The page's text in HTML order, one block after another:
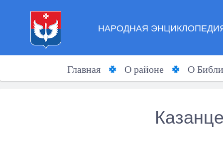
НАРОДНАЯ
Главная О районе О